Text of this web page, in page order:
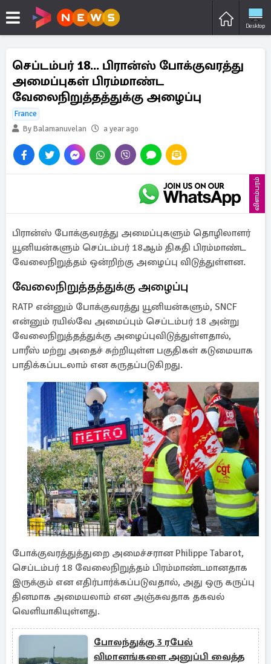
Desktop
செப்டம்பர் 18... பிரான்ஸ் போக்குவரத்து
அமைப்புகள் பிரம்மாண்ட
வேலைநிறுத்தத்துக்கு அழைப்பு
France
By Balamanuvelan
a year ago
விளம்பரம்
பிரான்ஸ் போக்குவரத்து அமைப்புகளும் தொழிலாளர்
யூனியன்களும் செப்டம்பர் 18ஆம் திகதி பிரம்மாண்ட
வேலைநிறுத்தம் ஒன்றிற்கு அழைப்பு விடுத்துள்ளன.
வேலைநிறுத்தத்துக்கு அழைப்பு
RATP என்னும் போக்குவரத்து யூனியன்களும், SNCF
என்னும் ரயில்வே அமைப்பும் செப்டம்பர் 18 அன்று
வேலைநிறுத்தத்துக்கு அழைப்புவிடுத்துள்ளதால்,
பாரீஸ் மற்று அதைச் சுற்றியுள்ள பகுதிகள் கடுமையாக
பாதிக்கப்படலாம் என கருதப்படுகிறது.
போக்குவரத்துத்துறை அமைச்சரான Philippe Tabarot,
செப்டம்பர் 18 வேலைநிறுத்தம் பிரம்மாண்டமானதாக
இருக்கும் என எதிர்பார்க்கப்படுவதால், அது ஒரு கருப்பு
தினமாக அமையலாம் என அஞ்சுவதாக தகவல்
வெளியாகியுள்ளது.
போலந்துக்கு 3 ரபேல்
விமானங்களை அனுப்பி வைத்த